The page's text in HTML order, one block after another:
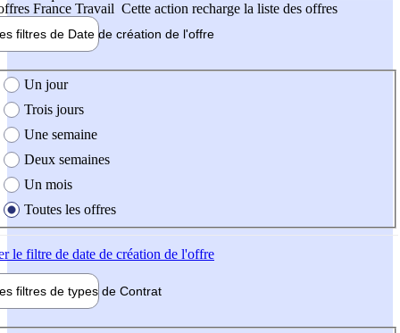
France Travail Cette action recharge la liste des offres
filtres de Date de création de l'offre
création de l'offre
Un jour
Trois jours
Une semaine
Deux semaines
Un mois
Toutes les offres
le filtre de date de création de l'offre
filtres de types de Contrat